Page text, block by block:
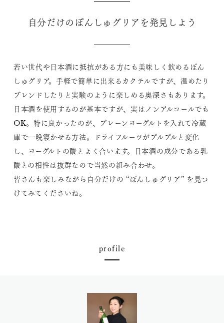
自分だけのぽんしゅグリアを発見しよう
若い世代や日本酒に抵抗がある方にも美味しく飲めるぽん
しゅグリア。手軽で簡単に出来るカクテルですが、温めたり
ブレンドしたりと実験のように楽しめる奥深さもあります。
日本酒を使用するのが基本ですが、実はノンアルコールでも
OK。特に良かったのが、プレーンヨーグルトを入れて冷蔵
庫で一晩寝かせる方法。ドライフルーツがプルプルと変化
し、ヨーグルトの酸とよく合います。日本酒の成分である乳
酸との相性は抜群なので当然の組み合わせ。
皆さんも楽しみながら自分だけの “ぽんしゅグリア” を見つ
けてみてくださいね。
profile